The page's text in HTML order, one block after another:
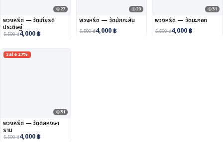
27
พวงหรีด — วัดเกียรติ
ประดิษฐ์
5,500฿4,000 ฿
29
พวงหรีด — วัดมักกะสัน
5,500฿4,000 ฿
31
พวงหรีด — วัดมะกอก
5,500฿4,000 ฿
Sale 27%
31
พวงหรีด — วัดดิสหงษา
ราม
5,500฿4,000 ฿